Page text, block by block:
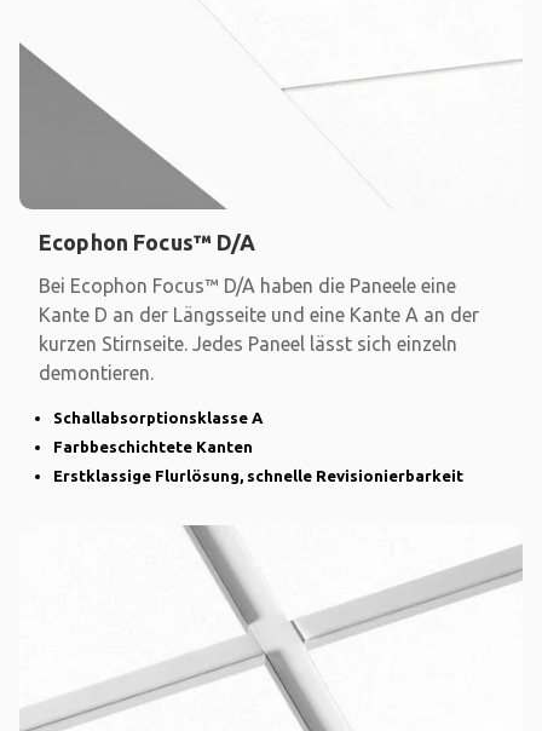
Ecophon Focus™ D/A
Bei Ecophon Focus™ D/A haben die Paneele eine
Kante D an der Längsseite und eine Kante A an der
kurzen Stirnseite. Jedes Paneel lässt sich einzeln
demontieren.
Schallabsorptionsklasse A
Farbbeschichtete Kanten
Erstklassige Flurlösung, schnelle Revisionierbarkeit